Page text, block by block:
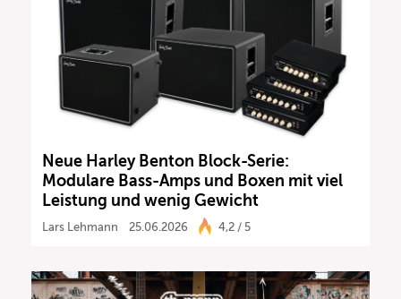
Neue Harley Benton Block-Serie:
Modulare Bass-Amps und Boxen mit viel
Leistung und wenig Gewicht
Lars Lehmann 25.06.2026 4,2 / 5